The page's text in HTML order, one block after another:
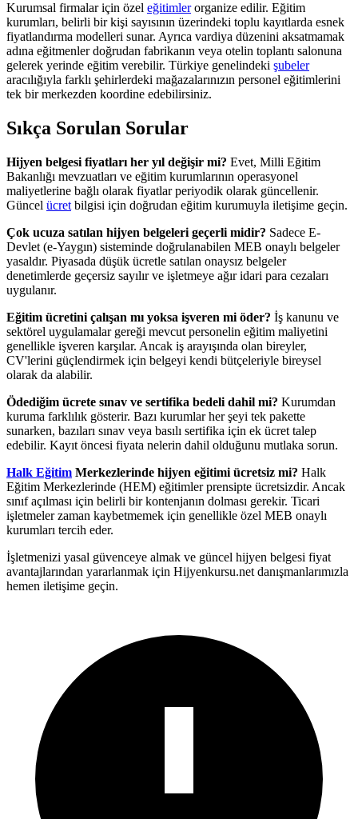
Kurumsal firmalar için özel eğitimlerorganize edilir. Eğitim
kurumları, belirli bir kişi sayısının üzerindeki toplu kayıtlarda esnek
fiyatlandırma modelleri sunar. Ayrıca vardiya düzenini aksatmamak
adına eğitmenler doğrudan fabrikanın veya otelin toplantı salonuna
gelerek yerinde eğitim verebilir. Türkiye genelindeki şubeler
aracılığıyla farklı şehirlerdeki mağazalarınızın personel eğitimlerini
tek bir merkezden koordine edebilirsiniz.
Sıkça Sorulan Sorular
Hijyen belgesi fiyatları her yıl değişir mi? Evet, Milli Eğitim
Bakanlığı mevzuatları ve eğitim kurumlarının operasyonel
maliyetlerine bağlı olarak fiyatlar periyodik olarak güncellenir.
Güncel ücret bilgisi için doğrudan eğitim kurumuyla iletişime geçin.
Çok ucuza satılan hijyen belgeleri geçerli midir? Sadece E-
Devlet (e-Yaygın) sisteminde doğrulanabilen MEB onaylı belgeler
yasaldır. Piyasada düşük ücretle satılan onaysız belgeler
denetimlerde geçersiz sayılır ve işletmeye ağır idari para cezaları
uygulanır.
Eğitim ücretini çalışan mı yoksa işveren mi öder? İş kanunu ve
sektörel uygulamalar gereği mevcut personelin eğitim maliyetini
genellikle işveren karşılar. Ancak iş arayışında olan bireyler,
CV'lerini güçlendirmek için belgeyi kendi bütçeleriyle bireysel
olarak da alabilir.
Ödediğim ücrete sınav ve sertifika bedeli dahil mi? Kurumdan
kuruma farklılık gösterir. Bazı kurumlar her şeyi tek pakette
sunarken, bazıları sınav veya basılı sertifika için ek ücret talep
edebilir. Kayıt öncesi fiyata nelerin dahil olduğunu mutlaka sorun.
Halk Eğitim Merkezlerinde hijyen eğitimi ücretsiz mi? Halk
Eğitim Merkezlerinde (HEM) eğitimler prensipte ücretsizdir. Ancak
sınıf açılması için belirli bir kontenjanın dolması gerekir. Ticari
işletmeler zaman kaybetmemek için genellikle özel MEB onaylı
kurumları tercih eder.
İşletmenizi yasal güvenceye almak ve güncel hijyen belgesi fiyat
avantajlarından yararlanmak için Hijyenkursu.net danışmanlarımızla
hemen iletişime geçin.